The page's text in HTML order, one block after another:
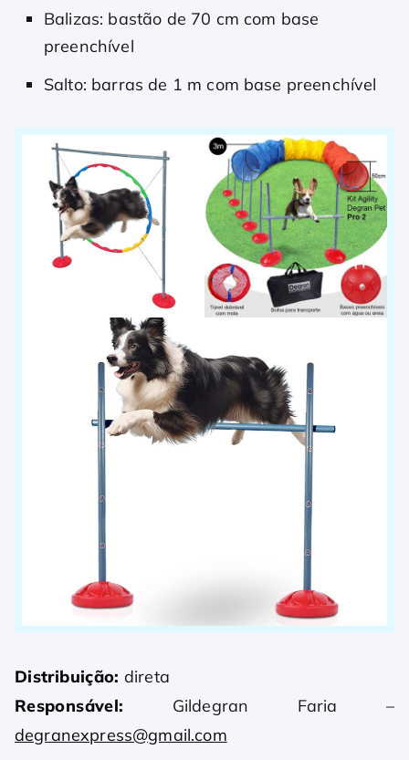
Balizas: bastão de 70 cm com base
preenchível
Salto: barras de 1 m com base preenchível
Distribuição: direta
Responsável: Gildegran Faria –
degranexpress@gmail.com